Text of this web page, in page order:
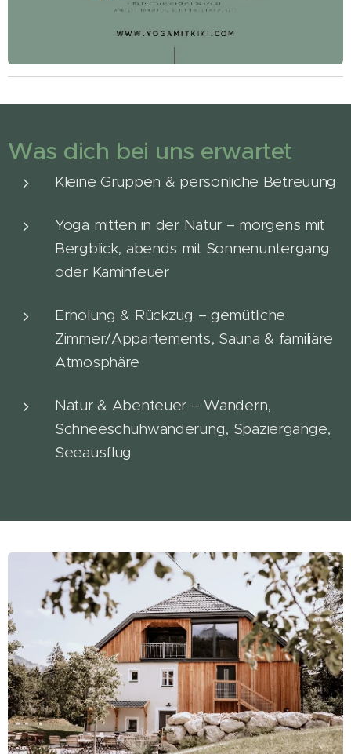
Was dich bei uns erwartet
Kleine Gruppen & persönliche Betreuung
Yoga mitten in der Natur – morgens mit
Bergblick, abends mit Sonnenuntergang
oder Kaminfeuer
Erholung & Rückzug – gemütliche
Zimmer/Appartements, Sauna & familiäre
Atmosphäre
Natur & Abenteuer – Wandern,
Schneeschuhwanderung, Spaziergänge,
Seeausflug